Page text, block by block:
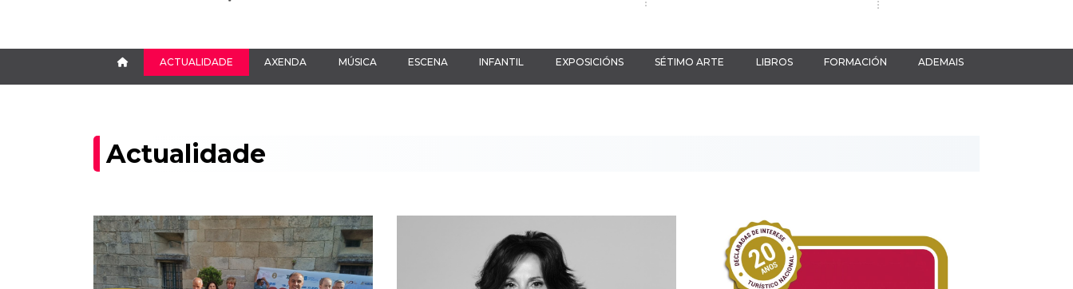
ACTUALIDADE AXENDA MÚSICA ESCENA INFANTIL EXPOSICIÓNS SÉTIMO ARTE LIBROS FORMACIÓN ADEMAIS
Actualidade